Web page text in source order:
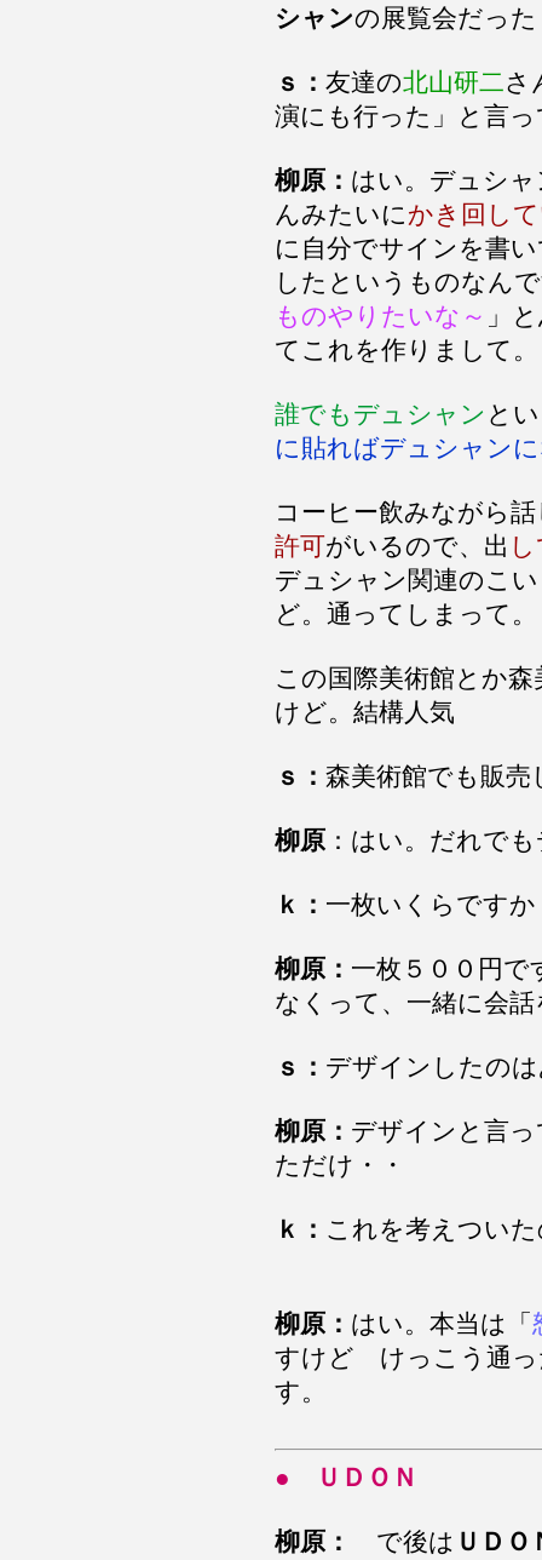
シャンの展覧会だった
ｓ： 友達の北山研二さ
演にも行った」と言
柳原： はい。デュシ
んみたいにかき回し
に自分でサインを書
したというものなん
ものやりたいな～ 」
てこれを作りまして。
誰でもデュシャン と
に貼ればデュシャン
コーヒー飲みながら
許可がいるので、出
デュシャン関連のこ
ど。通ってしまって。
この国際美術館とか森
けど。結構人気
ｓ： 森美術館でも販売
柳原 ：はい。だれで
ｋ： 一枚いくらですか
柳原： 一枚５００円
なくって、一緒に会
ｓ： デザインしたの
柳原： デザインと言
ただけ・・
ｋ： これを考えつい
柳原： はい。本当は「
すけど けっこう通っ
す。
● ＵＤＯＮ
柳原： で後は ＵＤＯ